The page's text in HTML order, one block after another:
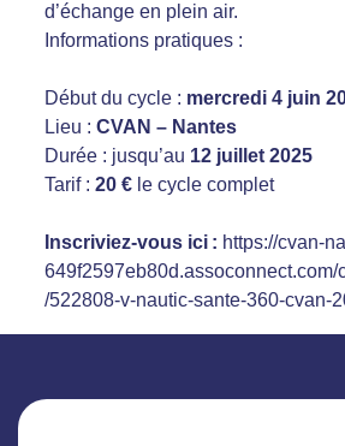
d’échange en plein air.
Informations pratiques :
Début du cycle : mercredi 4 juin
Lieu : CVAN – Nantes
Durée : jusqu’au 12 juillet 2025
Tarif : 20 €le cycle complet
Inscriviez-vous ici : https://cvan-
649f2597eb80d.assoconnect.com/
/522808-v-nautic-sante-360-cvan-